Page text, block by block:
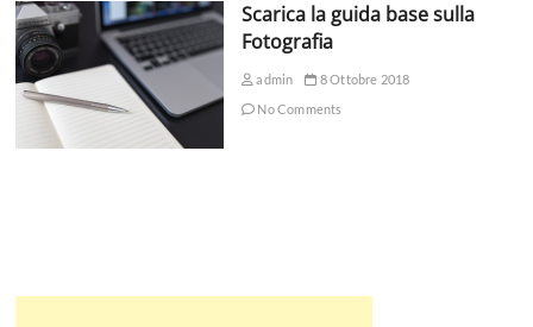
Scarica la guida base sulla
Fotografia
admin
8 Ottobre 2018
No Comments